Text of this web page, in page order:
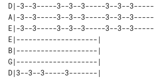
D|-3--3-----3--3--3-----3--3--3-----
A|-3--3-----3--3--3-----3--3--3-----
E|-3--3-----3--3--3-----3--3--3-----
E|--------------------|
B|--------------------|
G|--------------------|
D|3--3--3-----3-------|